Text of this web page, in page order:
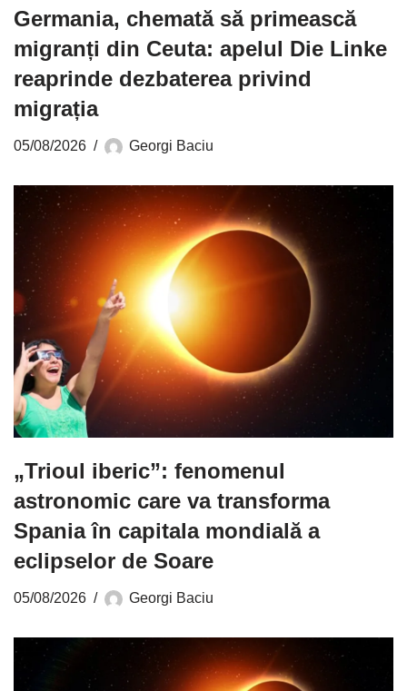
Germania, chemată să primească
migranți din Ceuta: apelul Die Linke
reaprinde dezbaterea privind
migrația
05/08/2026 Georgi Baciu
„Trioul iberic”: fenomenul
astronomic care va transforma
Spania în capitala mondială a
eclipselor de Soare
05/08/2026 Georgi Baciu